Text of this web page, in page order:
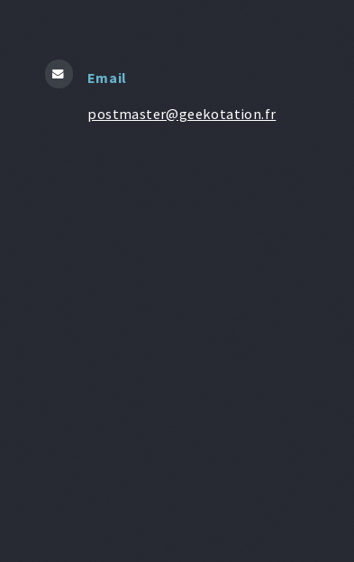
Email
postmaster@geekotation.fr